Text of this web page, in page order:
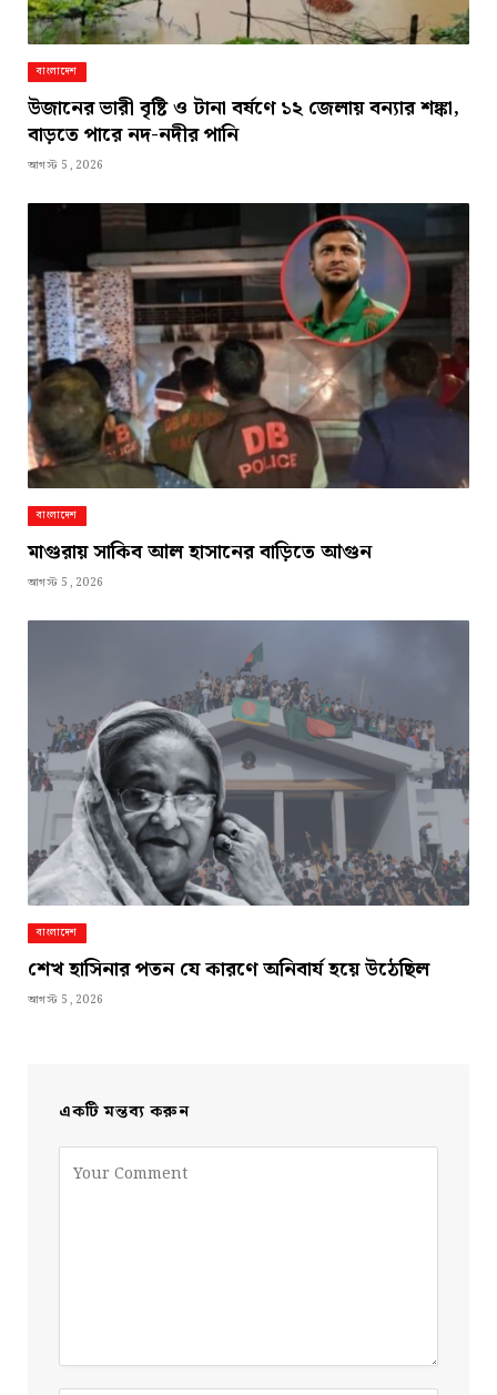
বাংলাদেশ
উজানের ভারী বৃষ্টি ও টানা বর্ষণে ১২ জেলায় বন্যার শঙ্কা,
বাড়তে পারে নদ-নদীর পানি
আগস্ট 5, 2026
বাংলাদেশ
মাগুরায় সাকিব আল হাসানের বাড়িতে আগুন
আগস্ট 5, 2026
বাংলাদেশ
শেখ হাসিনার পতন যে কারণে অনিবার্য হয়ে উঠেছিল
আগস্ট 5, 2026
একটি মন্তব্য করুন